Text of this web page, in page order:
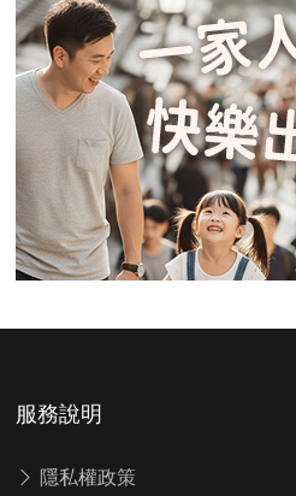
服務說明
隱私權政策